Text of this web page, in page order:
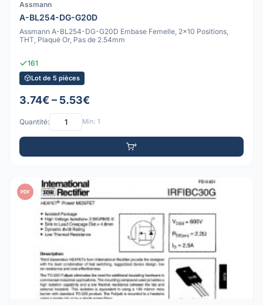
Assmann
A-BL254-DG-G20D
Assmann A-BL254-DG-G20D Embase Femelle, 2x10 Positions,
THT, Plaqué Or, Pas de 2.54mm
161
Lot de 5 pièces
3.74€ – 5.53€
Quantité: Min: 1
PDF